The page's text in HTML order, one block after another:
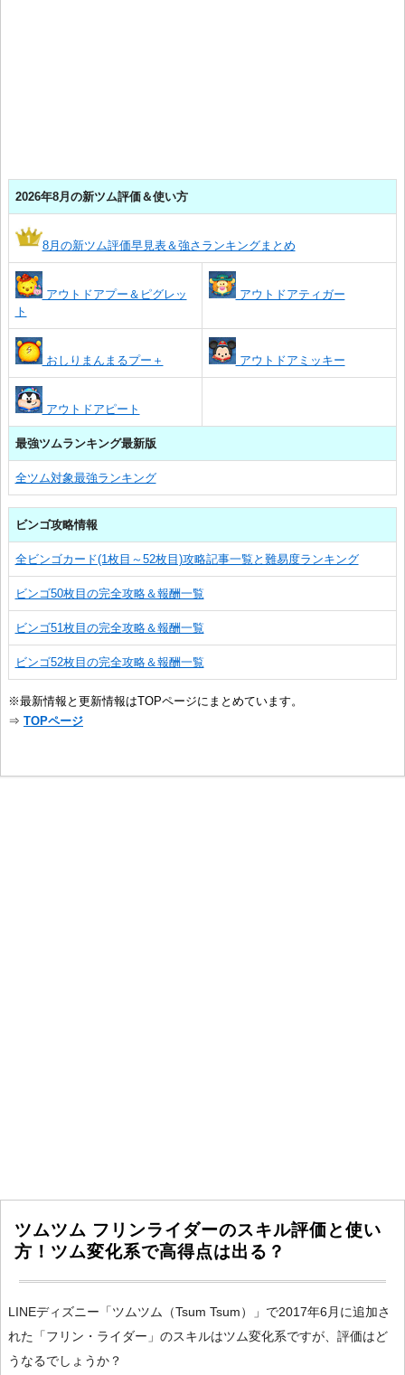
2026年8月の新ツム評価＆使い方
8月の新ツム評価早見表＆強さランキングまとめ
アウトドアプー＆ピグレッ
ト
アウトドアティガー
おしりまんまるプー＋ アウトドアミッキー
アウトドアピート
最強ツムランキング最新版
全ツム対象最強ランキング
ビンゴ攻略情報
全ビンゴカード(1枚目～52枚目)攻略記事一覧と難易度ランキング
ビンゴ50枚目の完全攻略＆報酬一覧
ビンゴ51枚目の完全攻略＆報酬一覧
ビンゴ52枚目の完全攻略＆報酬一覧
※最新情報と更新情報はTOPページにまとめています。
⇒ TOPページ
ツムツム フリンライダーのスキル評価と使い
方！ツム変化系で高得点は出る？
LINEディズニー「ツムツム（Tsum Tsum）」で2017年6月に追加さ
れた「フリン・ライダー」のスキルはツム変化系ですが、評価はど
うなるでしょうか？